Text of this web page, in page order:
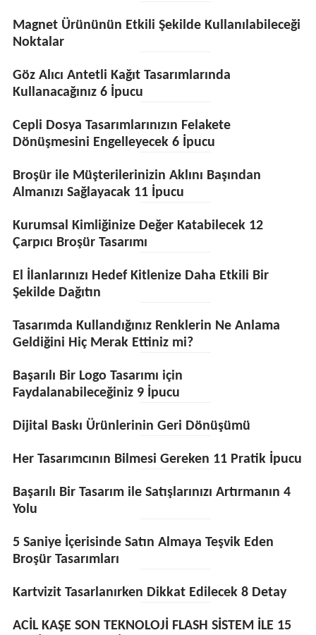
Magnet Ürününün Etkili Şekilde Kullanılabileceği
Noktalar
Göz Alıcı Antetli Kağıt Tasarımlarında
Kullanacağınız 6 İpucu
Cepli Dosya Tasarımlarınızın Felakete
Dönüşmesini Engelleyecek 6 İpucu
Broşür ile Müşterilerinizin Aklını Başından
Almanızı Sağlayacak 11 İpucu
Kurumsal Kimliğinize Değer Katabilecek 12
Çarpıcı Broşür Tasarımı
El İlanlarınızı Hedef Kitlenize Daha Etkili Bir
Şekilde Dağıtın
Tasarımda Kullandığınız Renklerin Ne Anlama
Geldiğini Hiç Merak Ettiniz mi?
Başarılı Bir Logo Tasarımı için
Faydalanabileceğiniz 9 İpucu
Dijital Baskı Ürünlerinin Geri Dönüşümü
Her Tasarımcının Bilmesi Gereken 11 Pratik İpucu
Başarılı Bir Tasarım ile Satışlarınızı Artırmanın 4
Yolu
5 Saniye İçerisinde Satın Almaya Teşvik Eden
Broşür Tasarımları
Kartvizit Tasarlanırken Dikkat Edilecek 8 Detay
ACİL KAŞE SON TEKNOLOJİ FLASH SİSTEM İLE 15